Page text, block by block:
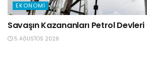
EKONOMI
Savaşın Kazananları Petrol Devleri
5 AĞUSTOS 2026